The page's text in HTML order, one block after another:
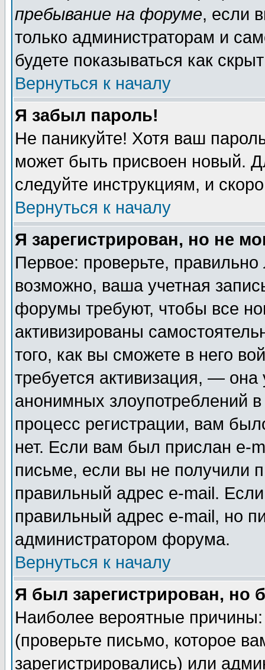
пребывание на форуме, если
только администраторам и
будете показываться как
Вернуться к началу
Я забыл пароль!
Не паникуйте! Хотя ваш
может быть присвоен новый.
следуйте инструкциям, и
Вернуться к началу
Я зарегистрирован, но не
Первое: проверьте,
возможно, ваша учетная
форумы требуют, чтобы все
активизированы
того, как вы сможете в него
требуется активизация, —
анонимных злоупотреблений
процесс регистрации, вам
нет. Если вам был прислан e-
письме, если вы не получили
правильный адрес e-mail.
правильный адрес e-mail, но
администратором форума.
Вернуться к началу
Я был зарегистрирован, но
Наиболее вероятные
(проверьте письмо, которое
зарегистрировались) или